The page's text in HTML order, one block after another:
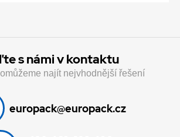
s námi v kontaktu
najít nejvhodnější řešení
europack@europack.cz